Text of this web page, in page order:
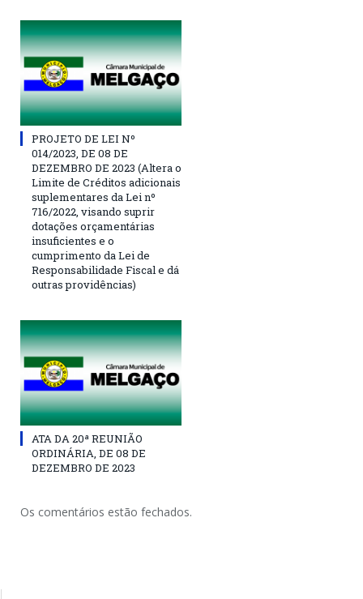
PROJETO DE LEI Nº
014/2023, DE 08 DE
DEZEMBRO DE 2023 (Altera o
Limite de Créditos adicionais
suplementares da Lei nº
716/2022, visando suprir
dotações orçamentárias
insuficientes e o
cumprimento da Lei de
Responsabilidade Fiscal e dá
outras providências)
ATA DA 20ª REUNIÃO
ORDINÁRIA, DE 08 DE
DEZEMBRO DE 2023
Os comentários estão fechados.